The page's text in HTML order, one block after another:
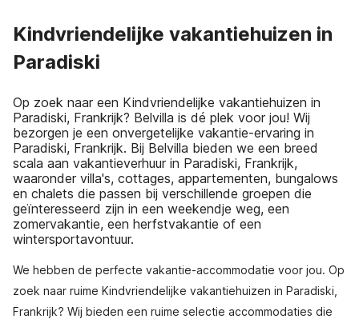
Kindvriendelijke vakantiehuizen in
Paradiski
Op zoek naar een Kindvriendelijke vakantiehuizen in
Paradiski, Frankrijk? Belvilla is dé plek voor jou! Wij
bezorgen je een onvergetelijke vakantie-ervaring in
Paradiski, Frankrijk. Bij Belvilla bieden we een breed
scala aan vakantieverhuur in Paradiski, Frankrijk,
waaronder villa's, cottages, appartementen, bungalows
en chalets die passen bij verschillende groepen die
geïnteresseerd zijn in een weekendje weg, een
zomervakantie, een herfstvakantie of een
wintersportavontuur.
We hebben de perfecte vakantie-accommodatie voor jou. Op
zoek naar ruime Kindvriendelijke vakantiehuizen in Paradiski,
Frankrijk? Wij bieden een ruime selectie accommodaties die